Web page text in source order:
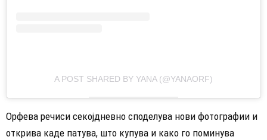
A POST SHARED BY YANA (@YANAORF)
Орфева речиси секојдневно споделува нови фотографии и
открива каде патува, што купува и како го поминува